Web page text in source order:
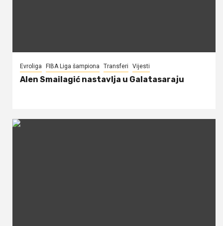
Evroliga FIBA Liga šampiona Transferi Vijesti
Alen Smailagić nastavlja u Galatasaraju